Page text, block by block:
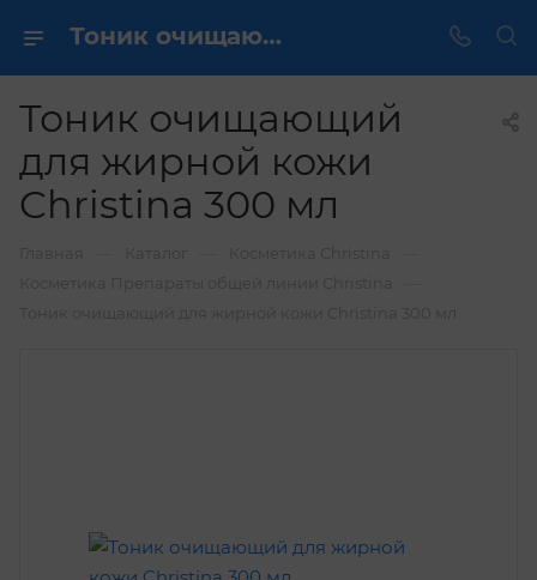
Тоник очищающий для жирной кожи Christina 300 мл купить по выгодной цене в интернет магазине
Тоник очищающий
для жирной кожи
Christina 300 мл